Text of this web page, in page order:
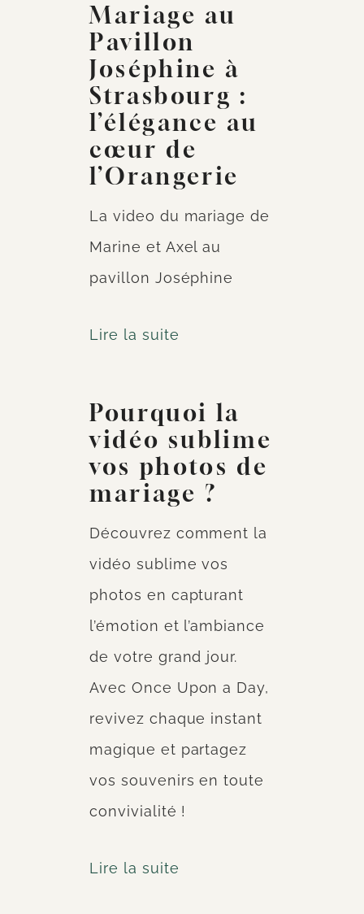
Mariage au
Pavillon
Joséphine à
Strasbourg :
l’élégance au
cœur de
l’Orangerie
La video du mariage de
Marine et Axel au
pavillon Joséphine
Lire la suite
Pourquoi la
vidéo sublime
vos photos de
mariage ?
Découvrez comment la
vidéo sublime vos
photos en capturant
l’émotion et l’ambiance
de votre grand jour.
Avec Once Upon a Day,
revivez chaque instant
magique et partagez
vos souvenirs en toute
convivialité !
Lire la suite